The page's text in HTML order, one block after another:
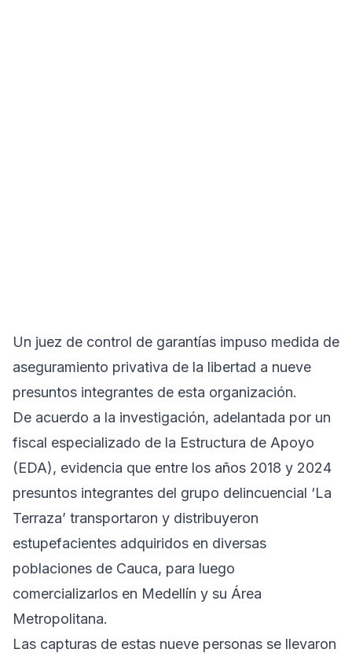
Un juez de control de garantías impuso medida de
aseguramiento privativa de la libertad a nueve
presuntos integrantes de esta organización.
De acuerdo a la investigación, adelantada por un
fiscal especializado de la Estructura de Apoyo
(EDA), evidencia que entre los años 2018 y 2024
presuntos integrantes del grupo delincuencial ‘La
Terraza’ transportaron y distribuyeron
estupefacientes adquiridos en diversas
poblaciones de Cauca, para luego
comercializarlos en Medellín y su Área
Metropolitana.
Las capturas de estas nueve personas se llevaron